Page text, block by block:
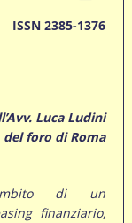
ISSN 2385-1376
Luca Ludini
del foro di Roma
di un
finanziario,